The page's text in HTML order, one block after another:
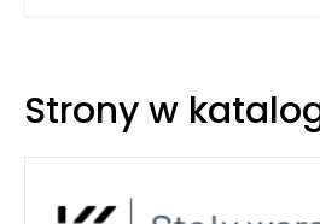
aby podczas testów nie korzystać z
mogłyby obciążyć łącze, a także aby
Strony w